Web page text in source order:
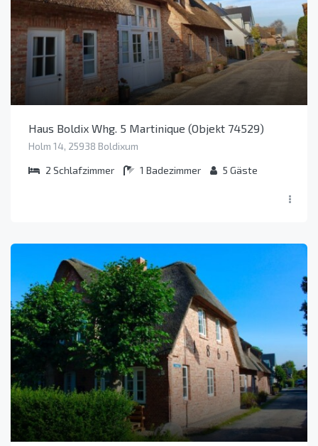
Haus Boldix Whg. 5 Martinique (Objekt 74529)
Holm 14, 25938 Boldixum
2 Schlafzimmer 1 Badezimmer 5 Gäste